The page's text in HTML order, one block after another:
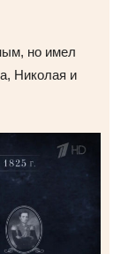
но имел
Николая и